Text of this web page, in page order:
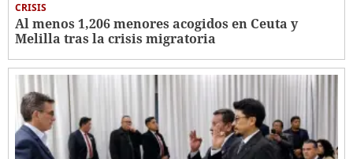
CRISIS
Al menos 1,206 menores acogidos en Ceuta y
Melilla tras la crisis migratoria